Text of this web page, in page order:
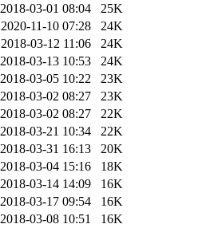
2018-03-01 08:04
25K
2020-11-10 07:28
24K
2018-03-12 11:06
24K
2018-03-13 10:53
24K
2018-03-05 10:22
23K
2018-03-02 08:27
23K
2018-03-02 08:27
22K
2018-03-21 10:34
22K
2018-03-31 16:13
20K
2018-03-04 15:16
18K
2018-03-14 14:09
16K
2018-03-17 09:54
16K
2018-03-08 10:51
16K